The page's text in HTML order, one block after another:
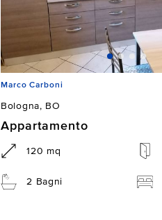
Marco Carboni
Bologna, BO
Appartamento
120 mq
2 Bagni